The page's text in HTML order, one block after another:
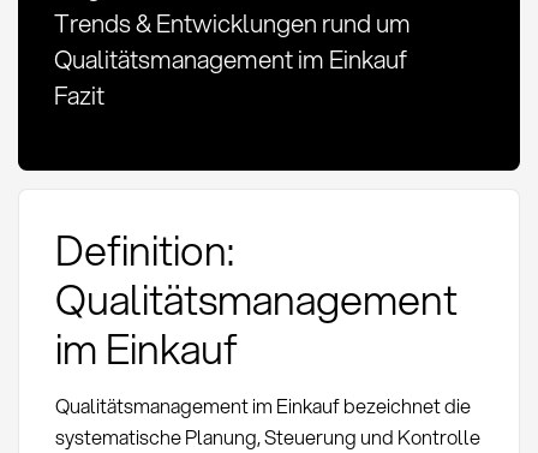
Trends & Entwicklungen rund um
Qualitätsmanagement im Einkauf
Fazit
Definition:
Qualitätsmanagement
im Einkauf
Qualitätsmanagement im Einkauf bezeichnet die
systematische Planung, Steuerung und Kontrolle